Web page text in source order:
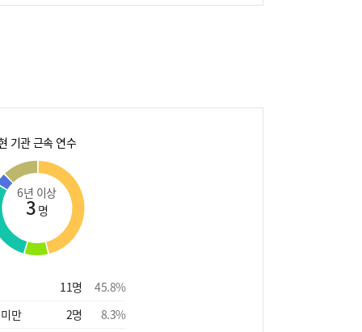
기관 근속 연수
6년 이상
3 명
11명 45.8%
만
2명 8.3%